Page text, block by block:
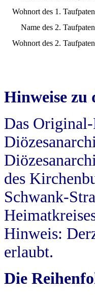
Wohnort des 1.
Name des 2.
Wohnort des 2.
Hinweise zu
Das
des
Schwank-
Hinweis:
erlaubt.
Die